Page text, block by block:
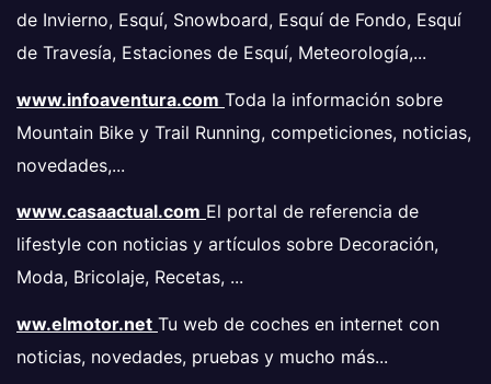
de Invierno, Esquí, Snowboard, Esquí de Fondo, Esquí
de Travesía, Estaciones de Esquí, Meteorología,...
www.infoaventura.com Toda la información sobre
Mountain Bike y Trail Running, competiciones, noticias,
novedades,...
www.casaactual.com El portal de referencia de
lifestyle con noticias y artículos sobre Decoración,
Moda, Bricolaje, Recetas, ...
ww.elmotor.net Tu web de coches en internet con
noticias, novedades, pruebas y mucho más...